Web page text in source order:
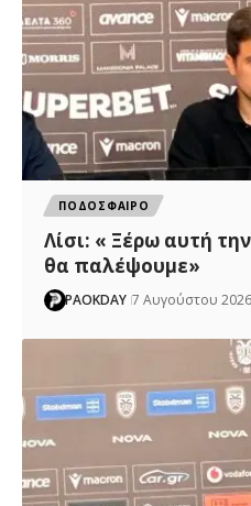
ΠΟΔΟΣΦΑΙΡΟ
Λίσι: « Ξέρω αυτή
θα παλέψουμε»
PAOKDAY 7 Αυγούστου 2026